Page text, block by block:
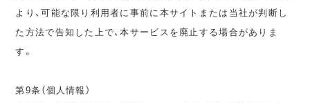
より、可能な限り利用者に事前に本サイトまたは当社が判断し
た方法で告知した上で、本サービスを廃止する場合がありま
す。
第9条（個人情報）